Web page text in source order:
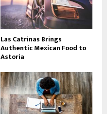
Las Catrinas Brings
Authentic Mexican Food to
Astoria